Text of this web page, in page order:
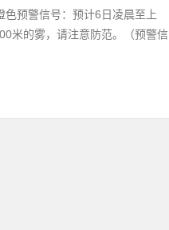
预警信号：预计6日凌晨至上
米的雾，请注意防范。（预警信